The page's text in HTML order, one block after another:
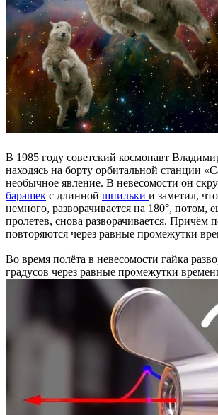
В 1985 году советский космонавт
находясь на борту орбитальной станции
необычное явление. В невесомости он
барашек с длинной шпильки и заметил,
немного, разворачивается на 180°, потом,
пролетев, снова разворачивается. Причём
повторяются через равные промежутки
Во время полёта в невесомости гайка
градусов через равные промежутки